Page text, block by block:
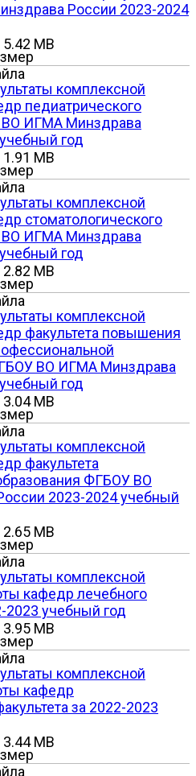
России 2023-2024
5.42 MB
комплексной
педиатрического
ВО ИГМА Минздрава
год
1.91 MB
комплексной
стоматологического
ВО ИГМА Минздрава
год
2.82 MB
комплексной
факультета повышения
ВО ИГМА Минздрава
год
3.04 MB
комплексной
факультета
ФГБОУ ВО
2023-2024 учебный
2.65 MB
комплексной
кафедр лечебного
2023 учебный год
3.95 MB
комплексной
кафедр
за 2022-2023
3.44 MB